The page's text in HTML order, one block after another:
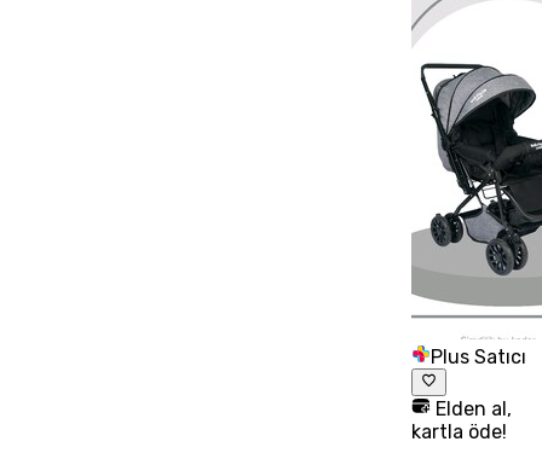
Plus Satıcı
Elden al,
kartla öde!